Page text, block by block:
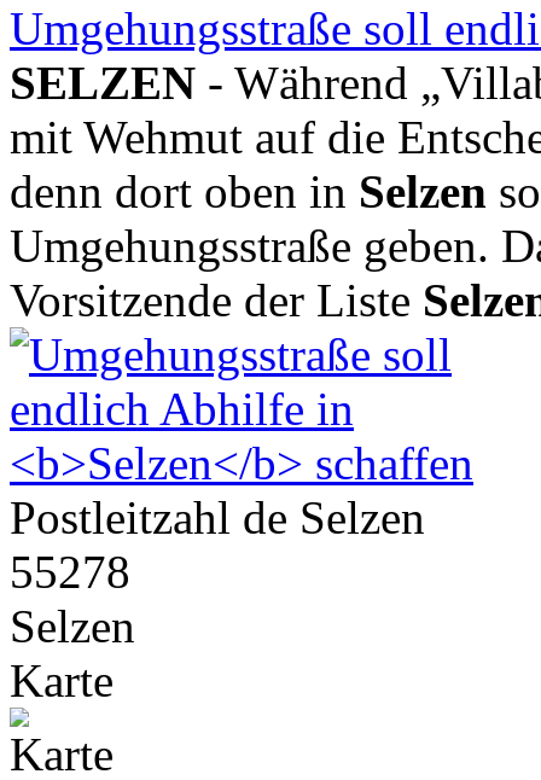
Umgehungsstraße soll
SELZEN - Während
mit Wehmut auf die
denn dort oben in Selzen
Umgehungsstraße geben.
Vorsitzende der Liste
Postleitzahl de Selzen
55278
Selzen
Karte